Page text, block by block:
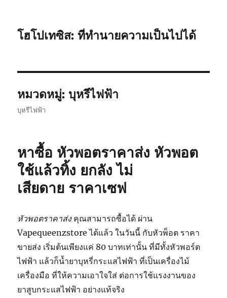
โฮโปเทซิส: ที่ทำนายความเป็นไปได้
หมวดหมู่:บุหรีไฟฟ้า
บุหรีไฟฟ้า
หาซื้อ หัวพอตราคาส่ง หัวพอต
ใช้แล้วทิ้ง ยกลัง ไม่
เสียดาย ราคาเซฟ
หัวพอตราคาส่งคุณสามารถซื้อได้ ผ่าน
Vapequeenzstore ได้แล้ว ในวันนี้ กับหัวพ็อต ราคา
ขายส่ง เริ่มต้นเพียงแค่ 80 บาทเท่านั้น ที่มีทั้งหัวพอร์ต
ไฟฟ้า แล้วก็น้ำยาบุหรี่กระแสไฟฟ้า ที่เป็นเครื่องไม้
เครื่องมือ ที่ให้ความเอาใจใส่ ต่อการใช้แรงงานของ
ยาสูบกระแสไฟฟ้า อย่างแท้จริง